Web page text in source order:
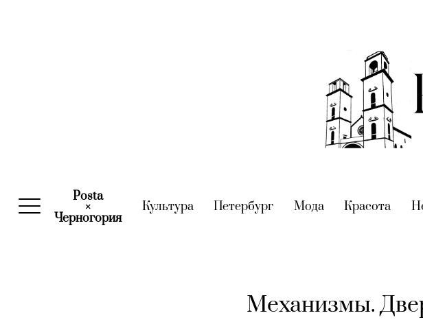
Posta
×
Черногория(current)
Культура(current)
Петербург (current)
Мода(current)
Красота
Механизмы.